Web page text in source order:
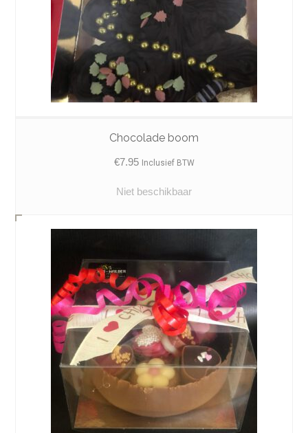
Chocolade boom
€7.95 Inclusief BTW
Niet beschikbaar